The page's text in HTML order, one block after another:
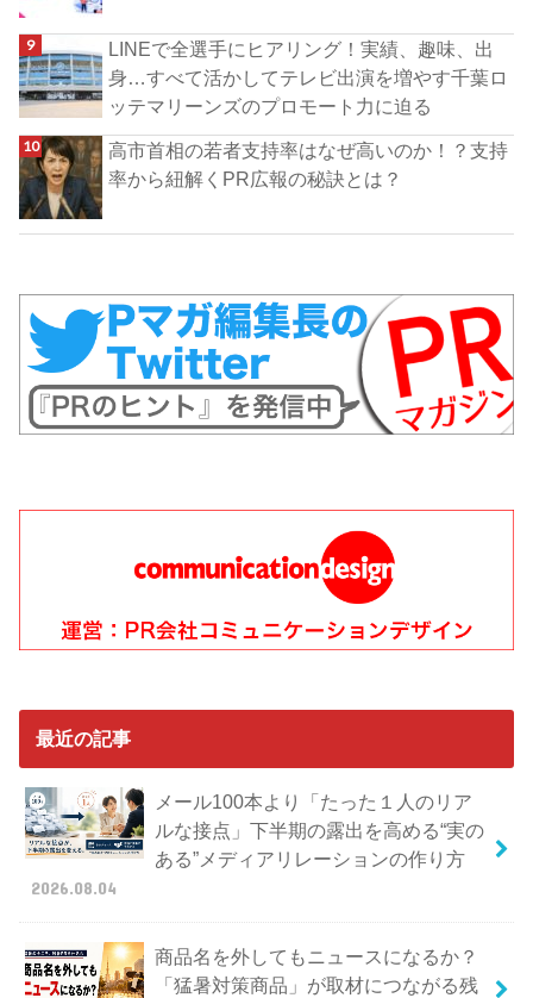
LINEで全選手にヒアリング！実績、趣味、出
身…すべて活かしてテレビ出演を増やす千葉ロ
ッテマリーンズのプロモート力に迫る
高市首相の若者支持率はなぜ高いのか！？支持
率から紐解くPR広報の秘訣とは？
最近の記事
メール100本より「たった１人のリア
ルな接点」下半期の露出を高める“実の
ある”メディアリレーションの作り方
2026.08.04
商品名を外してもニュースになるか？
「猛暑対策商品」が取材につながる残